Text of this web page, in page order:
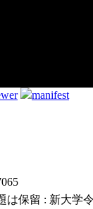
manifest
は保留 : 新大学